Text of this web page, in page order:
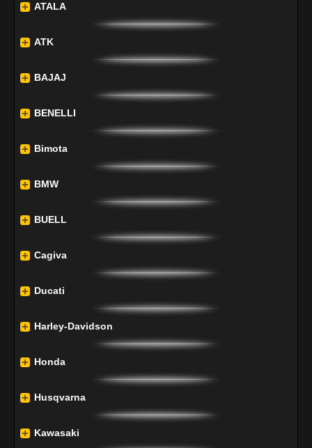
ATALA
ATK
BAJAJ
BENELLI
Bimota
BMW
BUELL
Cagiva
Ducati
Harley-Davidson
Honda
Husqvarna
Kawasaki